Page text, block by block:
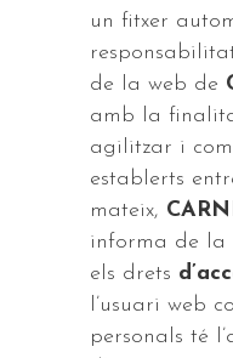
un fitxer
de la web de
amb la
agilitzar i
establerts
mateix,
informa de la
els drets
l’usuari web
personals té